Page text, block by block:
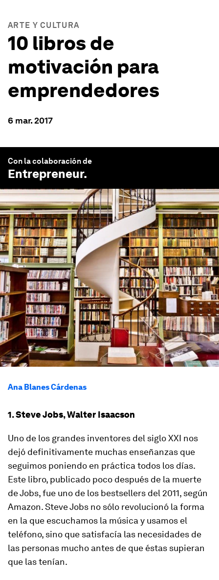
ARTE Y CULTURA
10 libros de
motivación para
emprendedores
6 mar. 2017
Con la colaboración de
Entrepreneur.
Ana Blanes Cárdenas
1. Steve Jobs, Walter Isaacson
Uno de los grandes inventores del siglo XXI nos
dejó definitivamente muchas enseñanzas que
seguimos poniendo en práctica todos los días.
Este libro, publicado poco después de la muerte
de Jobs, fue uno de los bestsellers del 2011, según
Amazon. Steve Jobs no sólo revolucionó la forma
en la que escuchamos la música y usamos el
teléfono, sino que satisfacía las necesidades de
las personas mucho antes de que éstas supieran
que las tenían.